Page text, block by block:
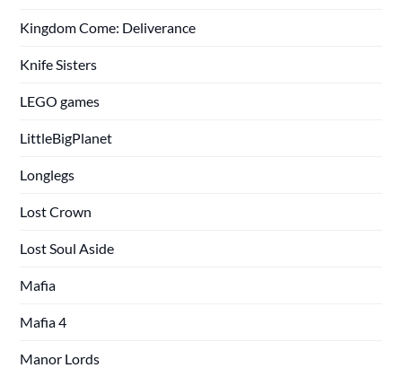
Kingdom Come: Deliverance
Knife Sisters
LEGO games
LittleBigPlanet
Longlegs
Lost Crown
Lost Soul Aside
Mafia
Mafia 4
Manor Lords